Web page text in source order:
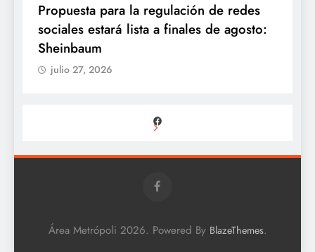
Propuesta para la regulación de redes
sociales estará lista a finales de agosto:
Sheinbaum
julio 27, 2026
Área Metrópoli 2026. Powered By BlazeThemes.